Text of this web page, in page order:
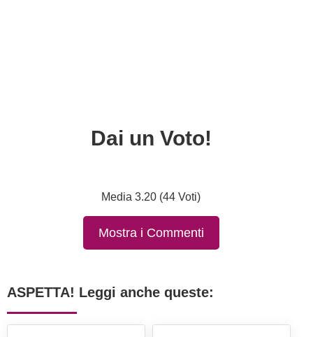
Dai un Voto!
Media 3.20 (44 Voti)
Mostra i Commenti
ASPETTA! Leggi anche queste: